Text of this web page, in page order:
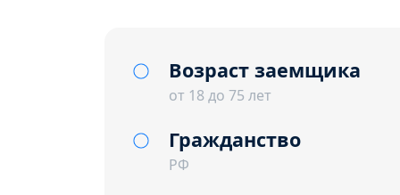
Возраст заемщика
от 18 до 75 лет
Гражданство
РФ